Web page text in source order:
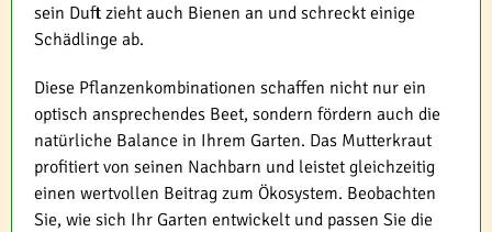
sein Duft zieht auch Bienen an und schreckt einige
Schädlinge ab.
Diese Pflanzenkombinationen schaffen nicht nur ein
optisch ansprechendes Beet, sondern fördern auch die
natürliche Balance in Ihrem Garten. Das Mutterkraut
profitiert von seinen Nachbarn und leistet gleichzeitig
einen wertvollen Beitrag zum Ökosystem. Beobachten
Sie, wie sich Ihr Garten entwickelt und passen Sie die